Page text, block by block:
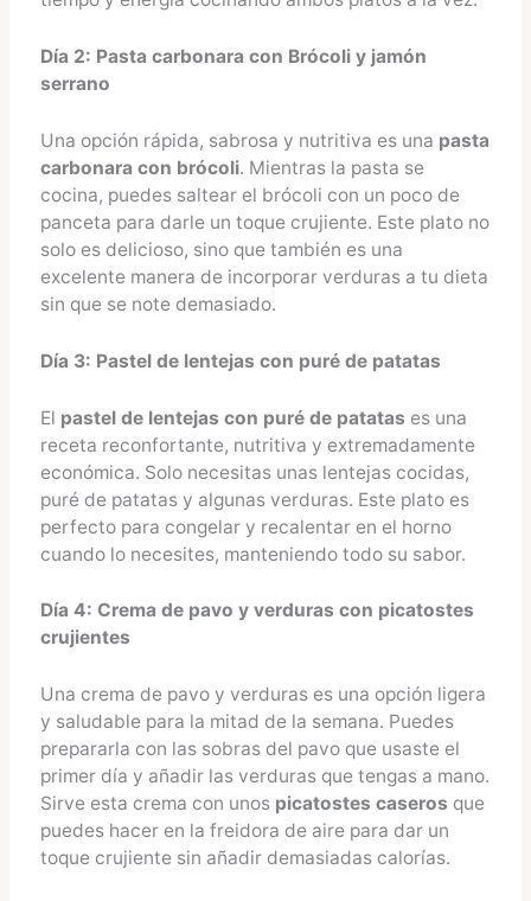
Día 2: Pasta carbonara con Brócoli y jamón
serrano
Una opción rápida, sabrosa y nutritiva es una pasta
carbonara con brócoli. Mientras la pasta se
cocina, puedes saltear el brócoli con un poco de
panceta para darle un toque crujiente. Este plato no
solo es delicioso, sino que también es una
excelente manera de incorporar verduras a tu dieta
sin que se note demasiado.
Día 3: Pastel de lentejas con puré de patatas
El pastel de lentejas con puré de patatas es una
receta reconfortante, nutritiva y extremadamente
económica. Solo necesitas unas lentejas cocidas,
puré de patatas y algunas verduras. Este plato es
perfecto para congelar y recalentar en el horno
cuando lo necesites, manteniendo todo su sabor.
Día 4: Crema de pavo y verduras con picatostes
crujientes
Una crema de pavo y verduras es una opción ligera
y saludable para la mitad de la semana. Puedes
prepararla con las sobras del pavo que usaste el
primer día y añadir las verduras que tengas a mano.
Sirve esta crema con unos picatostes caseros que
puedes hacer en la freidora de aire para dar un
toque crujiente sin añadir demasiadas calorías.